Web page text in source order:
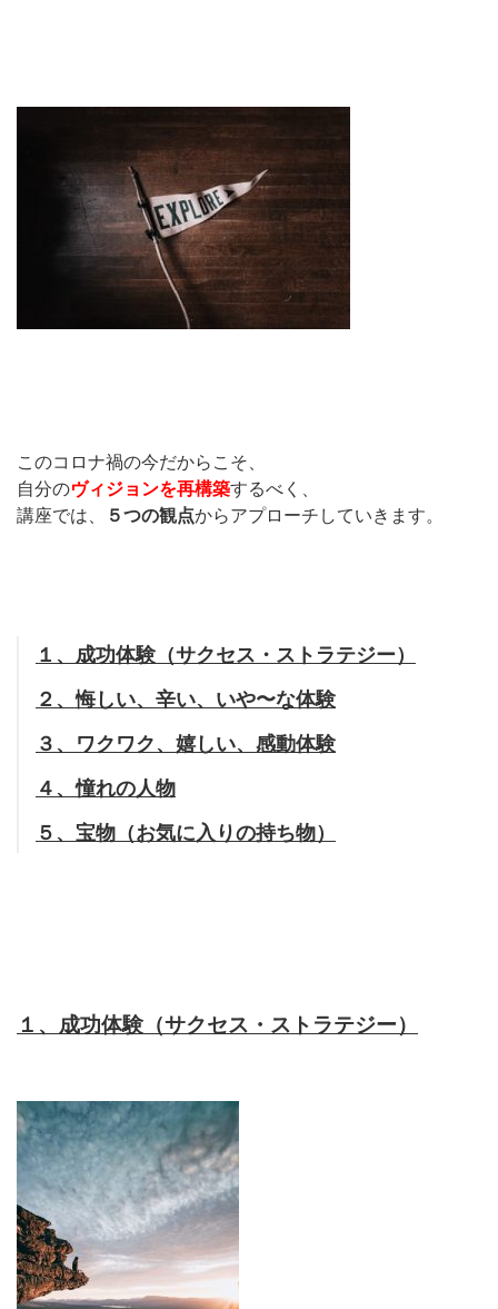
このコロナ禍の今だからこそ、
自分のヴィジョンを再構築するべく、
講座では、
５つの観点からアプローチしていきます。
１、成功体験（サクセス・ストラテジー）
２、悔しい、辛い、いや〜な体験
３、ワクワク、嬉しい、感動体験
４、憧れの人物
５、宝物（お気に入りの持ち物）
１、成功体験（サクセス・ストラテジー）